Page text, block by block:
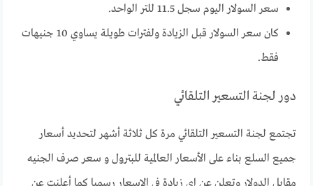
سعر السولار اليوم سجل 11.5 للتر الواحد.
كان سعر السولار قبل الزيادة ولفترات طويلة يساوي 10 جنيهات
فقط.
دور لجنة التسعير التلقائي
تجتمع لجنة التسعير التلقائي مرة كل ثلاثة أشهر لتحديد أسعار
جميع السلع بناء على الأسعار العالمية للبترول و سعر صرف الجنيه